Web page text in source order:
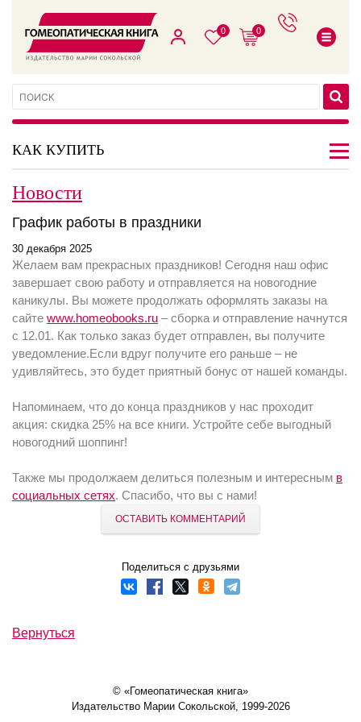
0 0
КАК КУПИТЬ
Новости
График работы в праздники
30 декабря 2025
Желаем вам прекрасных праздников! Сегодня наш офис
завершает свою работу и отправляется на новогодние
каникулы. Вы можете продолжать оформлять заказы на
сайте www.homeobooks.ru – сборка и отправление начнутся
с 12.01. Как только заказ будет отправлен, вы получите
уведомление.Если вдруг получите его раньше – не
удивляйтесь, это будет приятный бонус от нашей команды.
Напоминаем, что до конца праздников у нас проходит
акция: скидка 25% на все книги. Устройте себе выгодный
новогодний шоппинг!
Также мы продолжаем делиться полезным и интересным в
социальных сетях. Спасибо, что вы с нами!
ОСТАВИТЬ КОММЕНТАРИЙ
Поделиться с друзьями
Вернуться
© «Гомеопатическая книга»
Издательство Марии Сокольской, 1999-2026